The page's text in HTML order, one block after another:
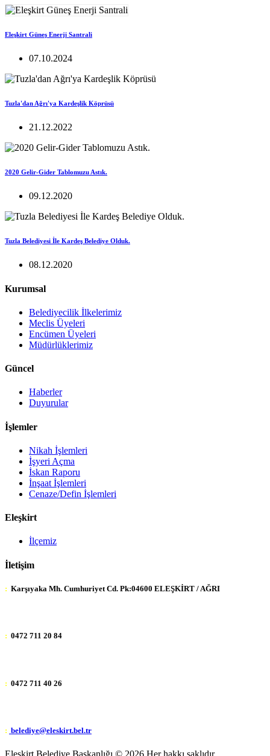
Eleşkirt Güneş Enerji Santrali
07.10.2024
Tuzla'dan Ağrı'ya Kardeşlik Köprüsü
21.12.2022
2020 Gelir-Gider Tablomuzu Astık.
09.12.2020
Tuzla Belediyesi İle Kardeş Belediye Olduk.
08.12.2020
Kurumsal
Belediyecilik İlkelerimiz
Meclis Üyeleri
Encümen Üyeleri
Müdürlüklerimiz
Güncel
Haberler
Duyurular
İşlemler
Nikah İşlemleri
İşyeri Açma
İskan Raporu
İnşaat İşlemleri
Cenaze/Defin İşlemleri
Eleşkirt
İlçemiz
İletişim
: Karşıyaka Mh. Cumhuriyet Cd. Pk:04600 ELEŞKİRT / AĞRI
: 0472 711 20 84
: 0472 711 40 26
: belediye@eleskirt.bel.tr
Eleşkirt Belediye Başkanlığı © 2026 Her hakkı saklıdır.